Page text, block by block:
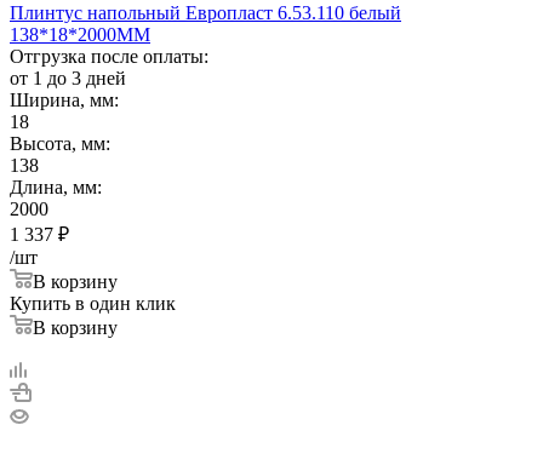
Плинтус напольный Европласт 6.53.110 белый
138*18*2000ММ
Отгрузка после оплаты:
от 1 до 3 дней
Ширина, мм:
18
Высота, мм:
138
Длина, мм:
2000
1 337 ₽
/шт
В корзину
Купить в один клик
В корзину